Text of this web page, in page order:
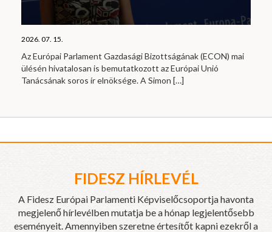
2026. 07. 15.
Az Európai Parlament Gazdasági Bizottságának (ECON) mai
ülésén hivatalosan is bemutatkozott az Európai Unió
Tanácsának soros ír elnöksége. A Simon […]
FIDESZ HÍRLEVÉL
A Fidesz Európai Parlamenti Képviselőcsoportja havonta
megjelenő hírlevélben mutatja be a hónap legjelentősebb
eseményeit. Amennyiben szeretne értesítőt kapni ezekről a